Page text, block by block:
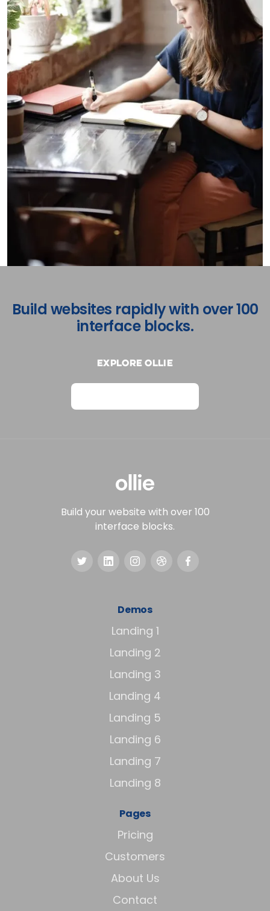
Build websites rapidly with over 100
interface blocks.
Explore Ollie
Build your website with over 100
interface blocks.
Demos
Landing 1
Landing 2
Landing 3
Landing 4
Landing 5
Landing 6
Landing 7
Landing 8
Pages
Pricing
Customers
About Us
Contact